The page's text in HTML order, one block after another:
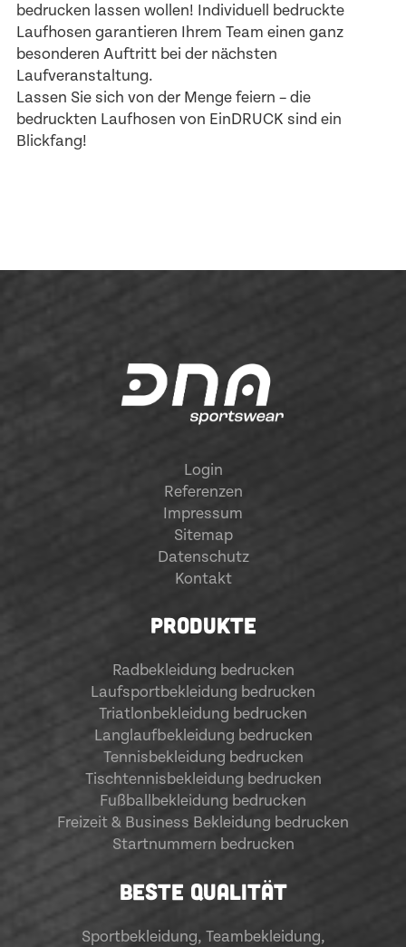
bedrucken lassen wollen! Individuell bedruckte
Laufhosen garantieren Ihrem Team einen ganz
besonderen Auftritt bei der nächsten
Laufveranstaltung.
Lassen Sie sich von der Menge feiern – die
bedruckten Laufhosen von EinDRUCK sind ein
Blickfang!
Login
Referenzen
Impressum
Sitemap
Datenschutz
Kontakt
PRODUKTE
Radbekleidung bedrucken
Laufsportbekleidung bedrucken
Triatlonbekleidung bedrucken
Langlaufbekleidung bedrucken
Tennisbekleidung bedrucken
Tischtennisbekleidung bedrucken
Fußballbekleidung bedrucken
Freizeit & Business Bekleidung bedrucken
Startnummern bedrucken
BESTE QUALITÄT
Sportbekleidung, Teambekleidung,